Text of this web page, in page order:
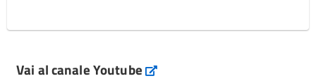
Vai al canale Youtube